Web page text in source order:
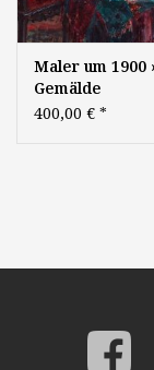
Maler um 1900
Gemälde
Impressionismus
400,00 € *